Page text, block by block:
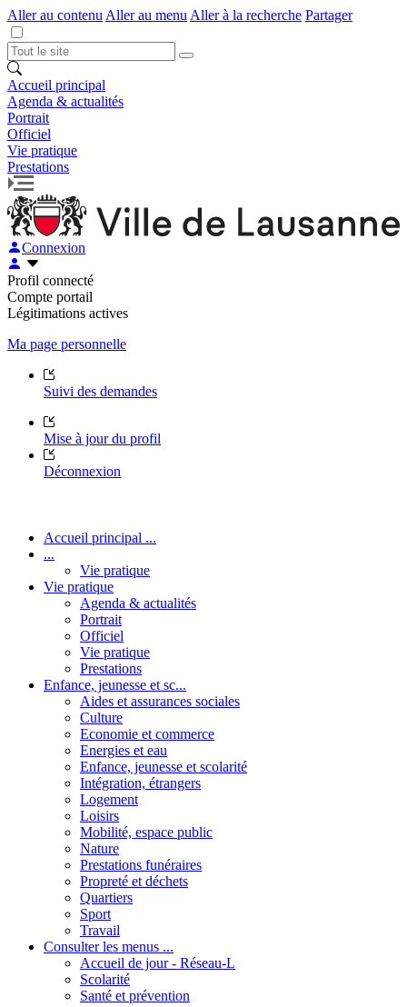
Aller au contenu Aller au menu Aller à la recherche Partager
Accueil principal
Agenda & actualités
Portrait
Officiel
Vie pratique
Prestations
Connexion
Profil connecté
Compte portail
Légitimations actives
Ma page personnelle
Suivi des demandes
Mise à jour du profil
Déconnexion
Accueil principal ...
...
Vie pratique
Vie pratique
Agenda & actualités
Portrait
Officiel
Vie pratique
Prestations
Enfance, jeunesse et sc...
Aides et assurances sociales
Culture
Economie et commerce
Energies et eau
Enfance, jeunesse et scolarité
Intégration, étrangers
Logement
Loisirs
Mobilité, espace public
Nature
Prestations funéraires
Propreté et déchets
Quartiers
Sport
Travail
Consulter les menus ...
Accueil de jour - Réseau-L
Scolarité
Santé et prévention